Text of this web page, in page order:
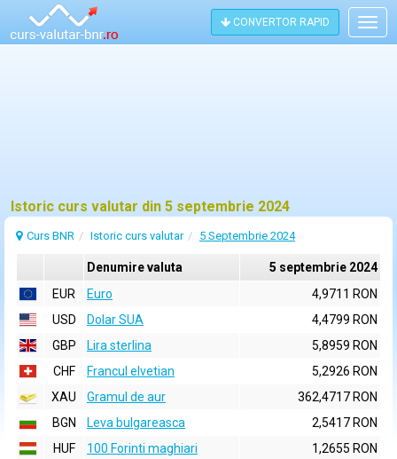
CONVERTOR RAPID
Istoric curs valutar din 5 septembrie 2024
Curs BNR Istoric curs valutar 5 Septembrie 2024
Denumire valuta
5 septembrie 2024
EUR
Euro
4,9711 RON
USD
Dolar SUA
4,4799 RON
GBP
Lira sterlina
5,8959 RON
CHF
Francul elvetian
5,2926 RON
XAU
Gramul de aur
362,4717 RON
BGN
Leva bulgareasca
2,5417 RON
HUF
100 Forinti maghiari
1,2655 RON